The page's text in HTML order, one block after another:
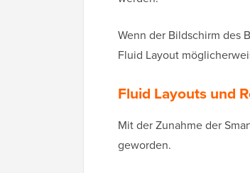
Wenn der Bildschirm des
Fluid Layout
Fluid Layouts und
Mit der Zunahme der
geworden.